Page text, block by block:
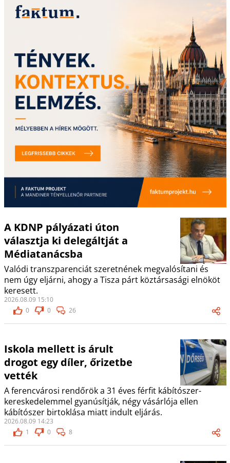
A KDNP pályázati úton
választja ki delegáltját a
Médiatanácsba
Valódi transzparenciát szeretnének megvalósítani és
nem úgy eljárni, ahogy a Tisza párt köztársasági elnököt
keresett.
2026.08.09 15:10
0
0 26
Iskola mellett is árult
drogot egy díler, őrizetbe
vették
A ferencvárosi rendőrök a 31 éves férfit kábítószer-
kereskedelemmel gyanúsítják, négy vásárlója ellen
kábítószer birtoklása miatt indult eljárás.
2026.08.09 14:23
1
0 8